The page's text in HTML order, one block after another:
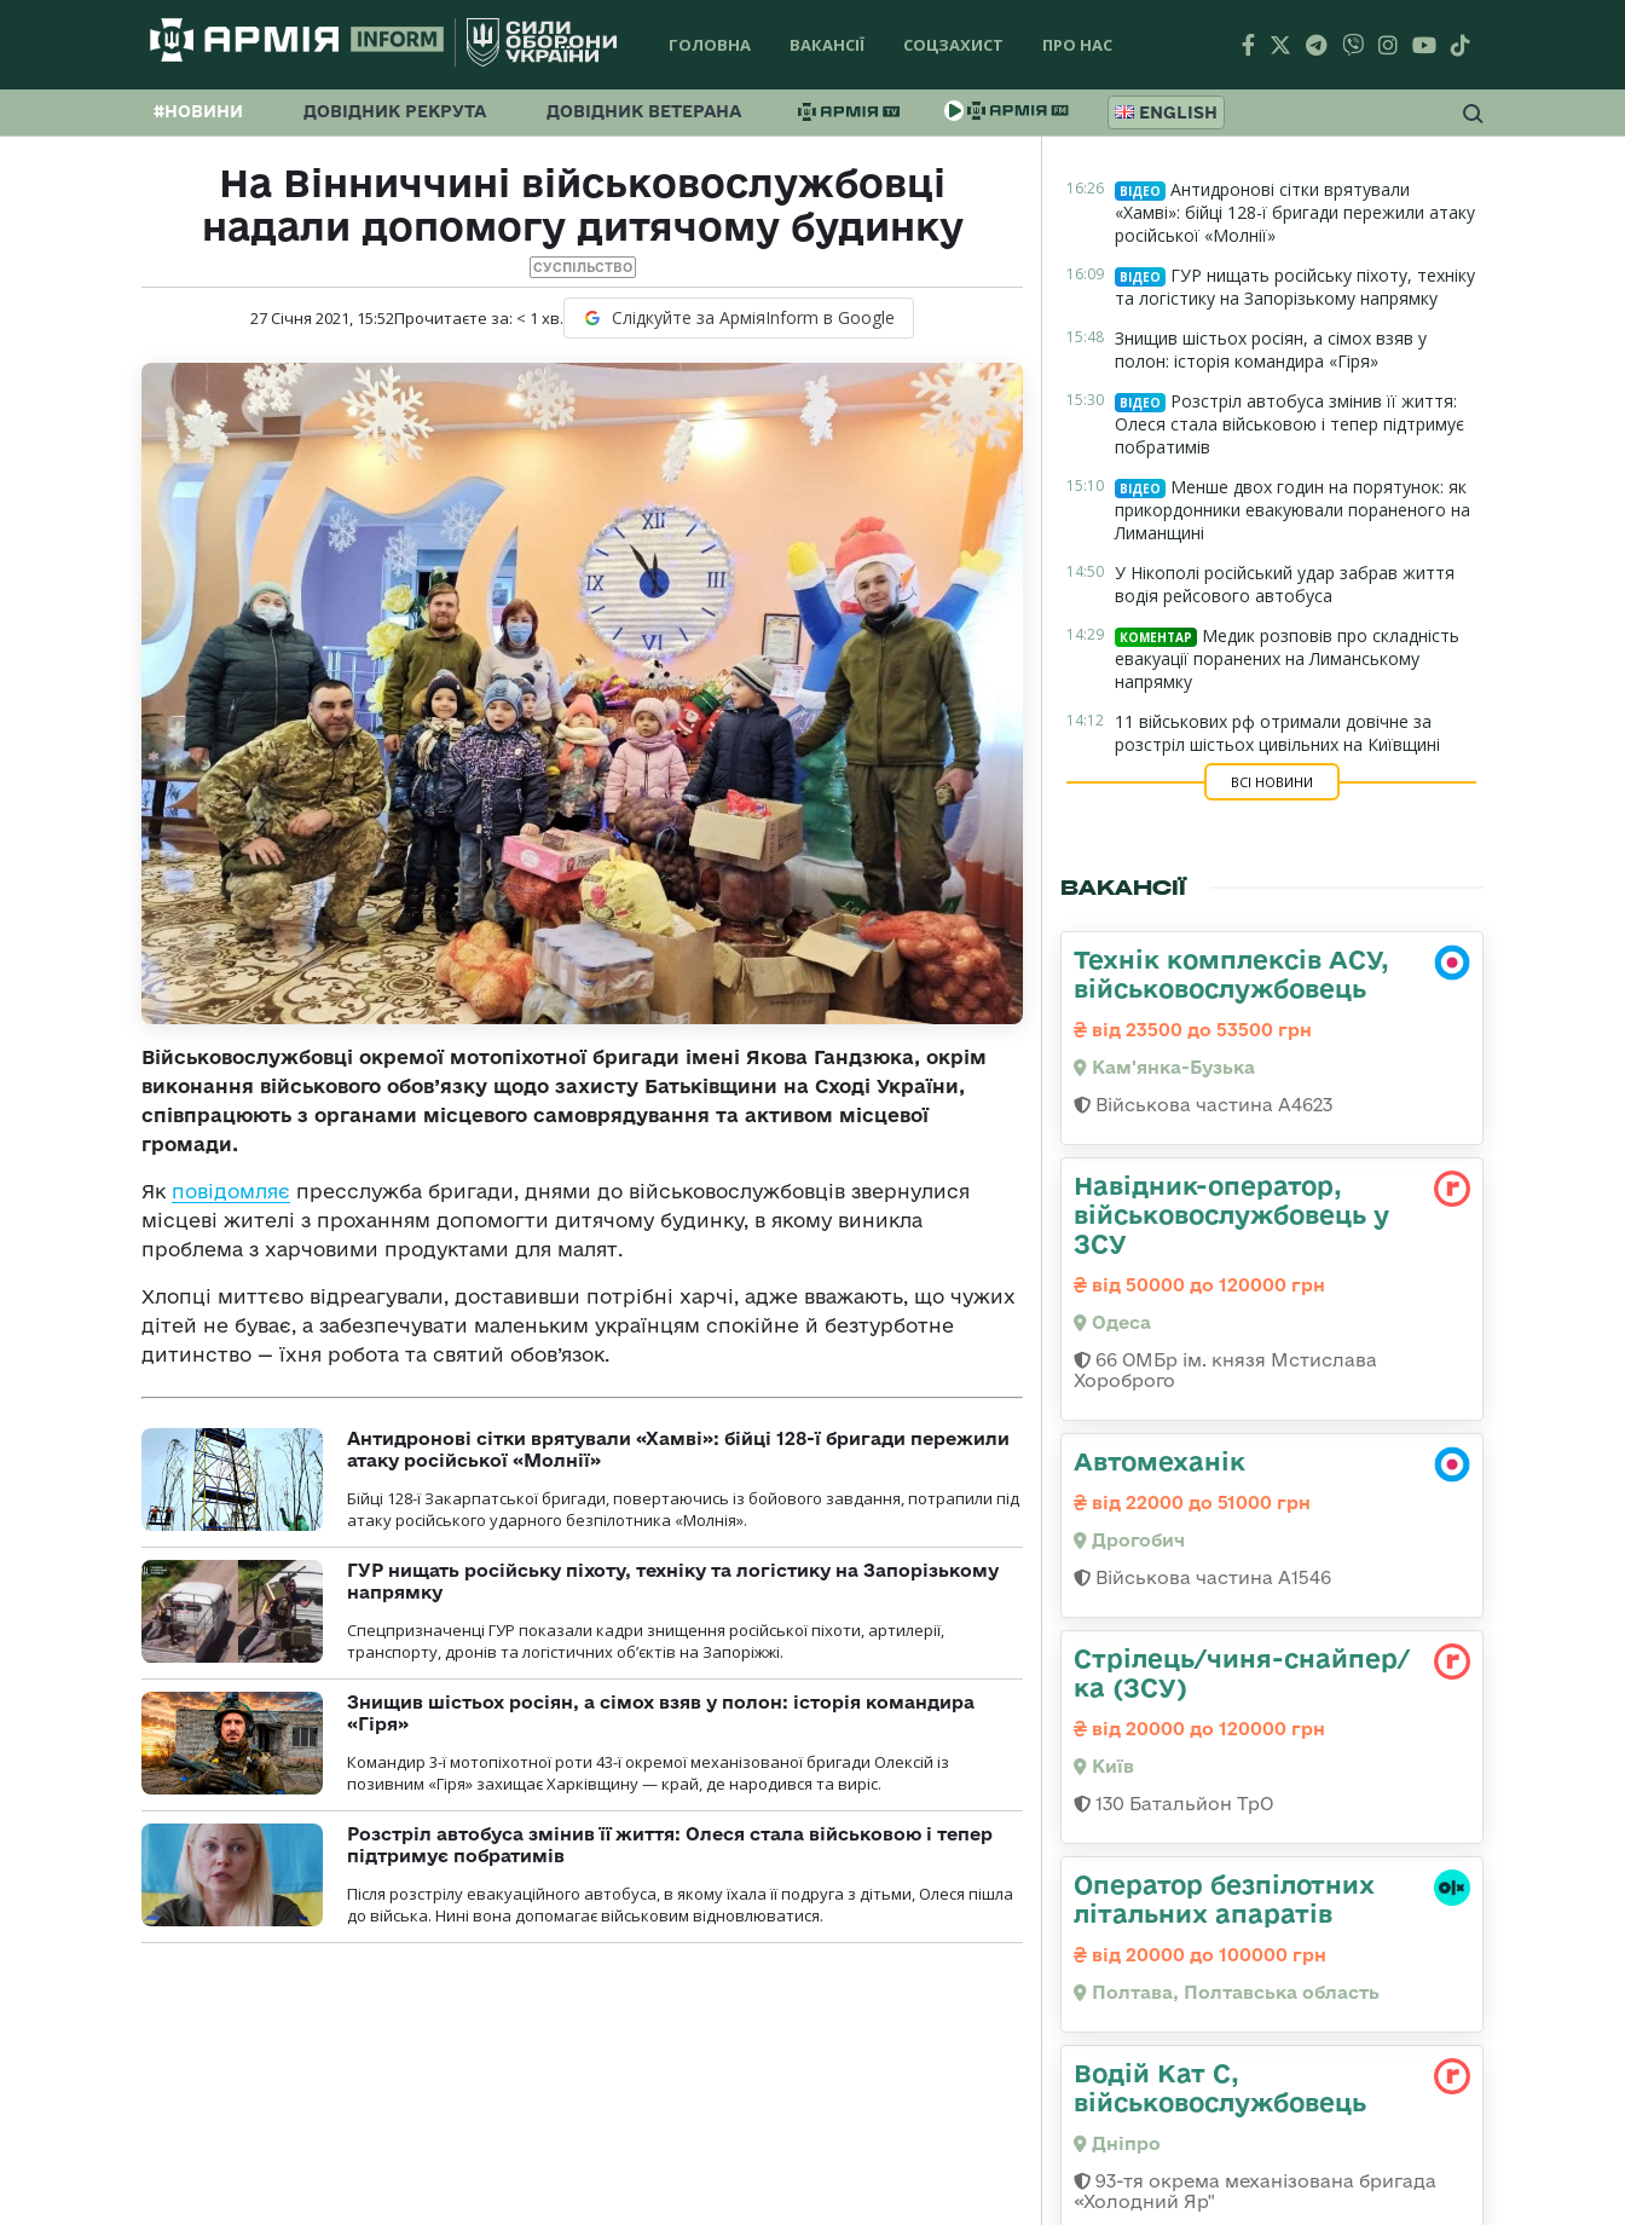
ГОЛОВНА ВАКАНСІЇ СОЦЗАХИСТ ПРО НАС
#НОВИНИ ДОВІДНИК РЕКРУТА ДОВІДНИК ВЕТЕРАНА ENGLISH
На Вінниччині військовослужбовці
надали допомогу дитячому будинку
СУСПІЛЬСТВО
27 Січня 2021, 15:52Прочитаєте за: < 1 хв. Слідкуйте за АрміяInform в Google
Військовослужбовці окремої мотопіхотної бригади імені Якова Гандзюка, окрім
виконання військового обов’язку щодо захисту Батьківщини на Сході України,
співпрацюють з органами місцевого самоврядування та активом місцевої
громади.
Як повідомляє пресслужба бригади, днями до військовослужбовців звернулися
місцеві жителі з проханням допомогти дитячому будинку, в якому виникла
проблема з харчовими продуктами для малят.
Хлопці миттєво відреагували, доставивши потрібні харчі, адже вважають, що чужих
дітей не буває, а забезпечувати маленьким українцям спокійне й безтурботне
дитинство — їхня робота та святий обов’язок.
Антидронові сітки врятували «Хамві»: бійці 128-ї бригади пережили
атаку російської «Молнії»
Бійці 128-ї Закарпатської бригади, повертаючись із бойового завдання, потрапили під
атаку російського ударного безпілотника «Молнія».
ГУР нищать російську піхоту, техніку та логістику на Запорізькому
напрямку
Спецпризначенці ГУР показали кадри знищення російської піхоти, артилерії,
транспорту, дронів та логістичних об’єктів на Запоріжжі.
Знищив шістьох росіян, а сімох взяв у полон: історія командира
«Гіря»
Командир 3-ї мотопіхотної роти 43-ї окремої механізованої бригади Олексій із
позивним «Гіря» захищає Харківщину — край, де народився та виріс.
Розстріл автобуса змінив її життя: Олеся стала військовою і тепер
підтримує побратимів
Після розстрілу евакуаційного автобуса, в якому їхала її подруга з дітьми, Олеся пішла
до війська. Нині вона допомагає військовим відновлюватися.
16:26 ВІДЕО
Антидронові сітки врятували
«Хамві»: бійці 128-ї бригади пережили атаку
російської «Молнії»
16:09 ВІДЕО
ГУР нищать російську піхоту, техніку
та логістику на Запорізькому напрямку
15:48 Знищив шістьох росіян, а сімох взяв у
полон: історія командира «Гіря»
15:30 ВІДЕО
Розстріл автобуса змінив її життя:
Олеся стала військовою і тепер підтримує
побратимів
15:10 ВІДЕО
Менше двох годин на порятунок: як
прикордонники евакуювали пораненого на
Лиманщині
14:50 У Нікополі російський удар забрав життя
водія рейсового автобуса
14:29 КОМЕНТАР
Медик розповів про складність
евакуації поранених на Лиманському
напрямку
14:12 11 військових рф отримали довічне за
розстріл шістьох цивільних на Київщині
ВСІ НОВИНИ
ВАКАНСІЇ
Технік комплексів АСУ,
військовослужбовець
від 23500 до 53500 грн
Кам'янка-Бузька
Військова частина А4623
Навідник-оператор,
військовослужбовець у
ЗСУ
від 50000 до 120000 грн
Одеса
66 ОМБр ім. князя Мстислава
Хороброго
Автомеханік
від 22000 до 51000 грн
Дрогобич
Військова частина А1546
Стрілець/чиня-снайпер/
ка (ЗСУ)
від 20000 до 120000 грн
Київ
130 Батальйон ТрО
Оператор безпілотних
літальних апаратів
від 20000 до 100000 грн
Полтава, Полтавська область
Водій Кат С,
військовослужбовець
Дніпро
93-тя окрема механізована бригада
«Холодний Яр"